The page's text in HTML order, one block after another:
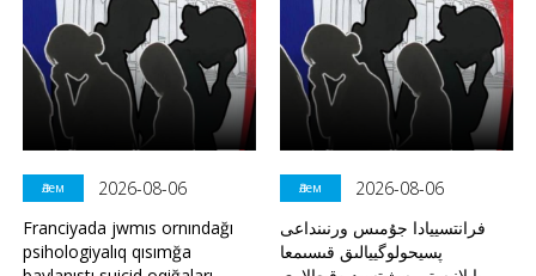
Әлем
2026-08-06
Franciyada jwmıs ornındağı
psihologiyalıq qısımğa
Әлем
2026-08-06
فرانتسييادا جۇمىس ورنىنداعى
پسيحولوگييالىق قىسىمعا